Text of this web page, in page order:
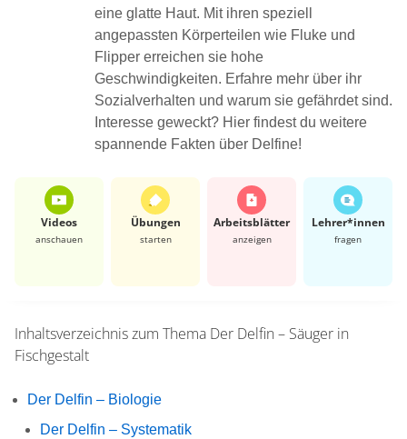
eine glatte Haut. Mit ihren speziell
angepassten Körperteilen wie Fluke und
Flipper erreichen sie hohe
Geschwindigkeiten. Erfahre mehr über ihr
Sozialverhalten und warum sie gefährdet sind.
Interesse geweckt? Hier findest du weitere
spannende Fakten über Delfine!
Videos
anschauen
Übungen
starten
Arbeits­blätter
anzeigen
Lehrer*​innen
fragen
Inhaltsverzeichnis zum Thema Der Delfin – Säuger in
Fischgestalt
Der Delfin – Biologie
Der Delfin – Systematik